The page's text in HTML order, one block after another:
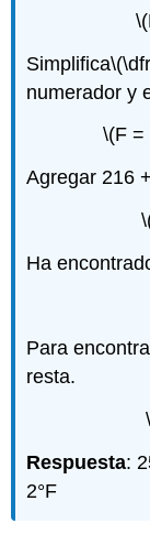
Simplifica
numerador y
\(F =
Agregar 216
Ha
Para
resta.
Respuesta:
2°F